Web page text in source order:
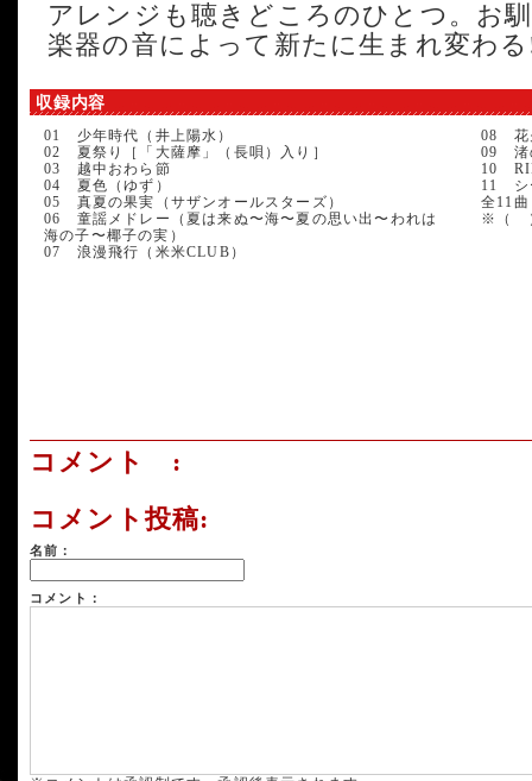
アレンジも聴きどころのひとつ。お
楽器の音によって新たに生まれ変わ
収録内容
01 少年時代（井上陽水）
02 夏祭り［「大薩摩」（長唄）入り］
03 越中おわら節
04 夏色（ゆず）
05 真夏の果実（サザンオールスターズ）
06 童謡メドレー（夏は来ぬ〜海〜夏の思い出〜われは
海の子〜椰子の実）
07 浪漫飛行（米米CLUB）
08 花
09 渚
10
11 シ
全11曲
※（
コメント :
コメント投稿:
名前：
コメント：